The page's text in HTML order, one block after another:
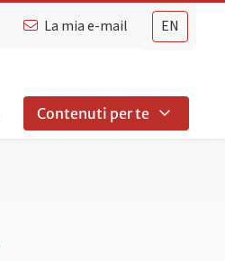
EN
La mia e-mail
Contenuti per te